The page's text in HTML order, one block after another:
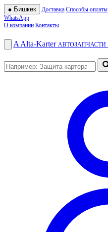
● Бишкек Доставка Способы оплаты
WhatsApp
О компании Контакты
A Alta-Karter АВТОЗАПЧАСТИ